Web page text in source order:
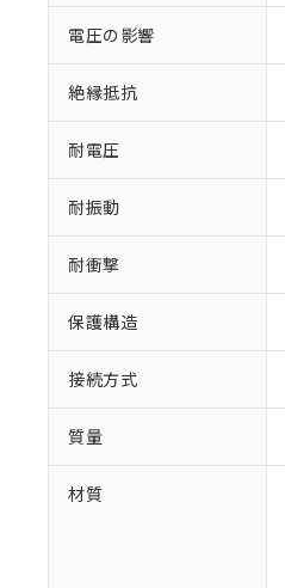
電圧の影響
絶縁抵抗
耐電圧
耐振動
耐衝撃
保護構造
接続方式
質量
材質